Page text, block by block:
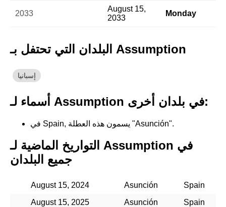
2033
August 15,
2033
Monday
البلدان التي تحتفل بـ Assumption
إسبانيا
أسماء لـ Assumption في بلدان أخرى:
في Spain, يسمون هذه العطلة "Asunción".
التواريخ الماضية لـ Assumption في
جميع البلدان
August 15, 2024 Asunción
Spain
August 15, 2025
Asunción Spain